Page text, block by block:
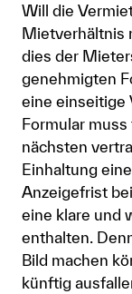
Will die
Mietverhältnis
dies der
genehmigten
eine einseitige
Formular
nächsten
Einhaltung
Anzeigefrist
eine klare und
enthalten.
Bild machen
künftig